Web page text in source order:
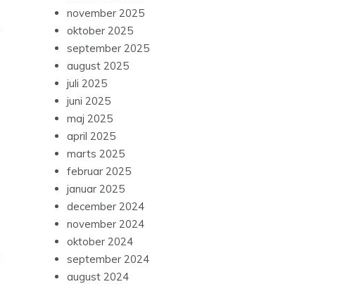
november 2025
oktober 2025
september 2025
august 2025
juli 2025
juni 2025
maj 2025
april 2025
marts 2025
februar 2025
januar 2025
december 2024
november 2024
oktober 2024
september 2024
august 2024